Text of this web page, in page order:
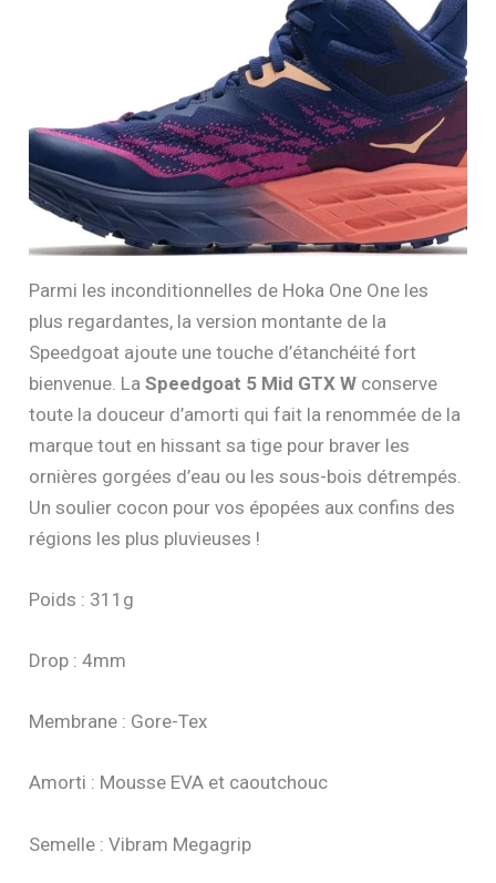
Parmi les inconditionnelles de Hoka One One les
plus regardantes, la version montante de la
Speedgoat ajoute une touche d’étanchéité fort
bienvenue. LaSpeedgoat 5 Mid GTX W conserve
toute la douceur d’amorti qui fait la renommée de la
marque tout en hissant sa tige pour braver les
ornières gorgées d’eau ou les sous-bois détrempés.
Un soulier cocon pour vos épopées aux confins des
régions les plus pluvieuses !
Poids : 311g
Drop : 4mm
Membrane : Gore-Tex
Amorti : Mousse EVA et caoutchouc
Semelle : Vibram Megagrip